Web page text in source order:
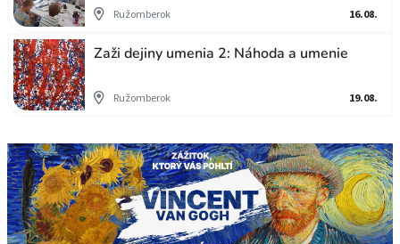
Ružomberok 16.08.
Zaži dejiny umenia 2: Náhoda a umenie
Ružomberok 19.08.